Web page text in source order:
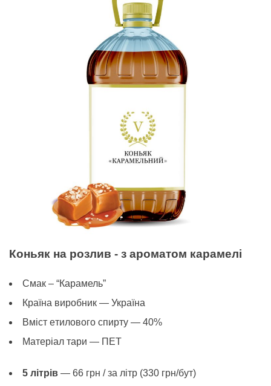
Коньяк на розлив - з ароматом карамелі
Смак – “Карамель”
Країна виробник — Україна
Вміст eтилового спирту — 40%
Матеріал тари — ПЕТ
5 літрів — 66 грн / за літр (330 грн/бут)